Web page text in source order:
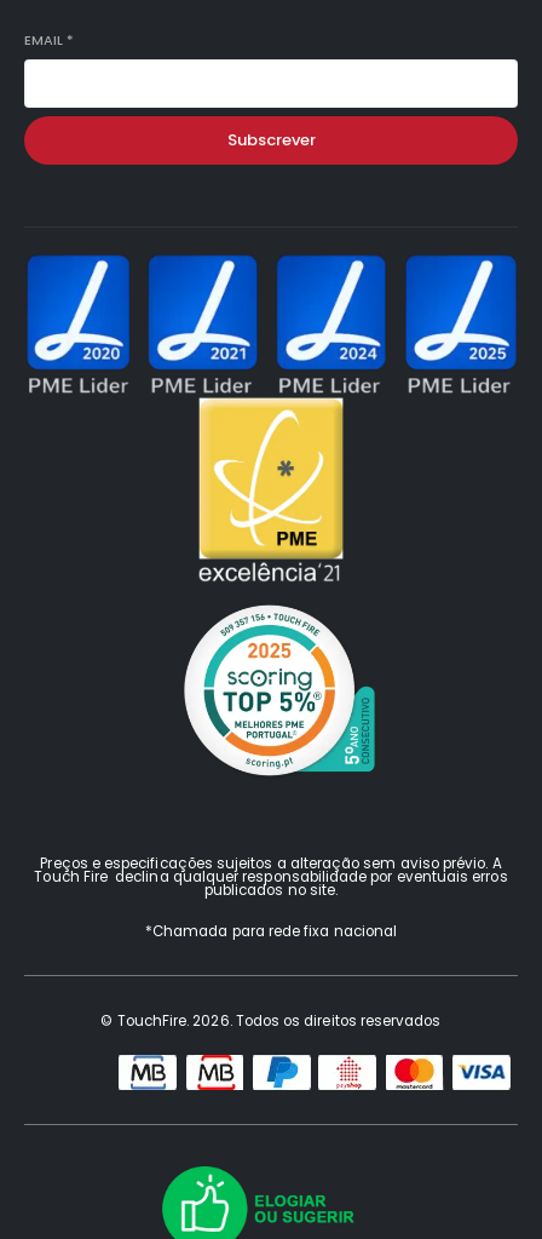
EMAIL *
Subscrever
Preços e especificações sujeitos a alteração sem aviso prévio. A
Touch Fire declina qualquer responsabilidade por eventuais erros
publicados no site.
*Chamada para rede fixa nacional
© TouchFire. 2026. Todos os direitos reservados